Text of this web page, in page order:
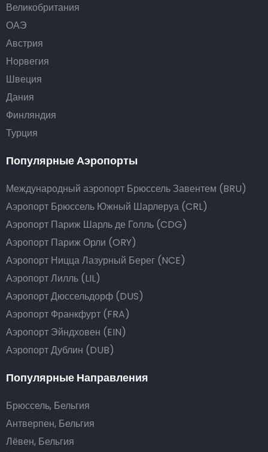
Великобритания
ОАЭ
Австрия
Норвегия
Швеция
Дания
Финляндия
Турция
Популярные Аэропорты
Международный аэропорт Брюссель Завентем (BRU)
Аэропорт Брюссель Южный Шарлеруа (CRL)
Аэропорт Париж Шарль де Голль (CDG)
Аэропорт Париж Орли (ORY)
Аэропорт Ницца Лазурный Берег (NCE)
Аэропорт Лилль (LIL)
Аэропорт Дюссельдорф (DUS)
Аэропорт Франкфурт (FRA)
Аэропорт Эйндховен (EIN)
Аэропорт Дублин (DUB)
Популярные Направления
Брюссель, Бельгия
Антверпен, Бельгия
Лёвен, Бельгия